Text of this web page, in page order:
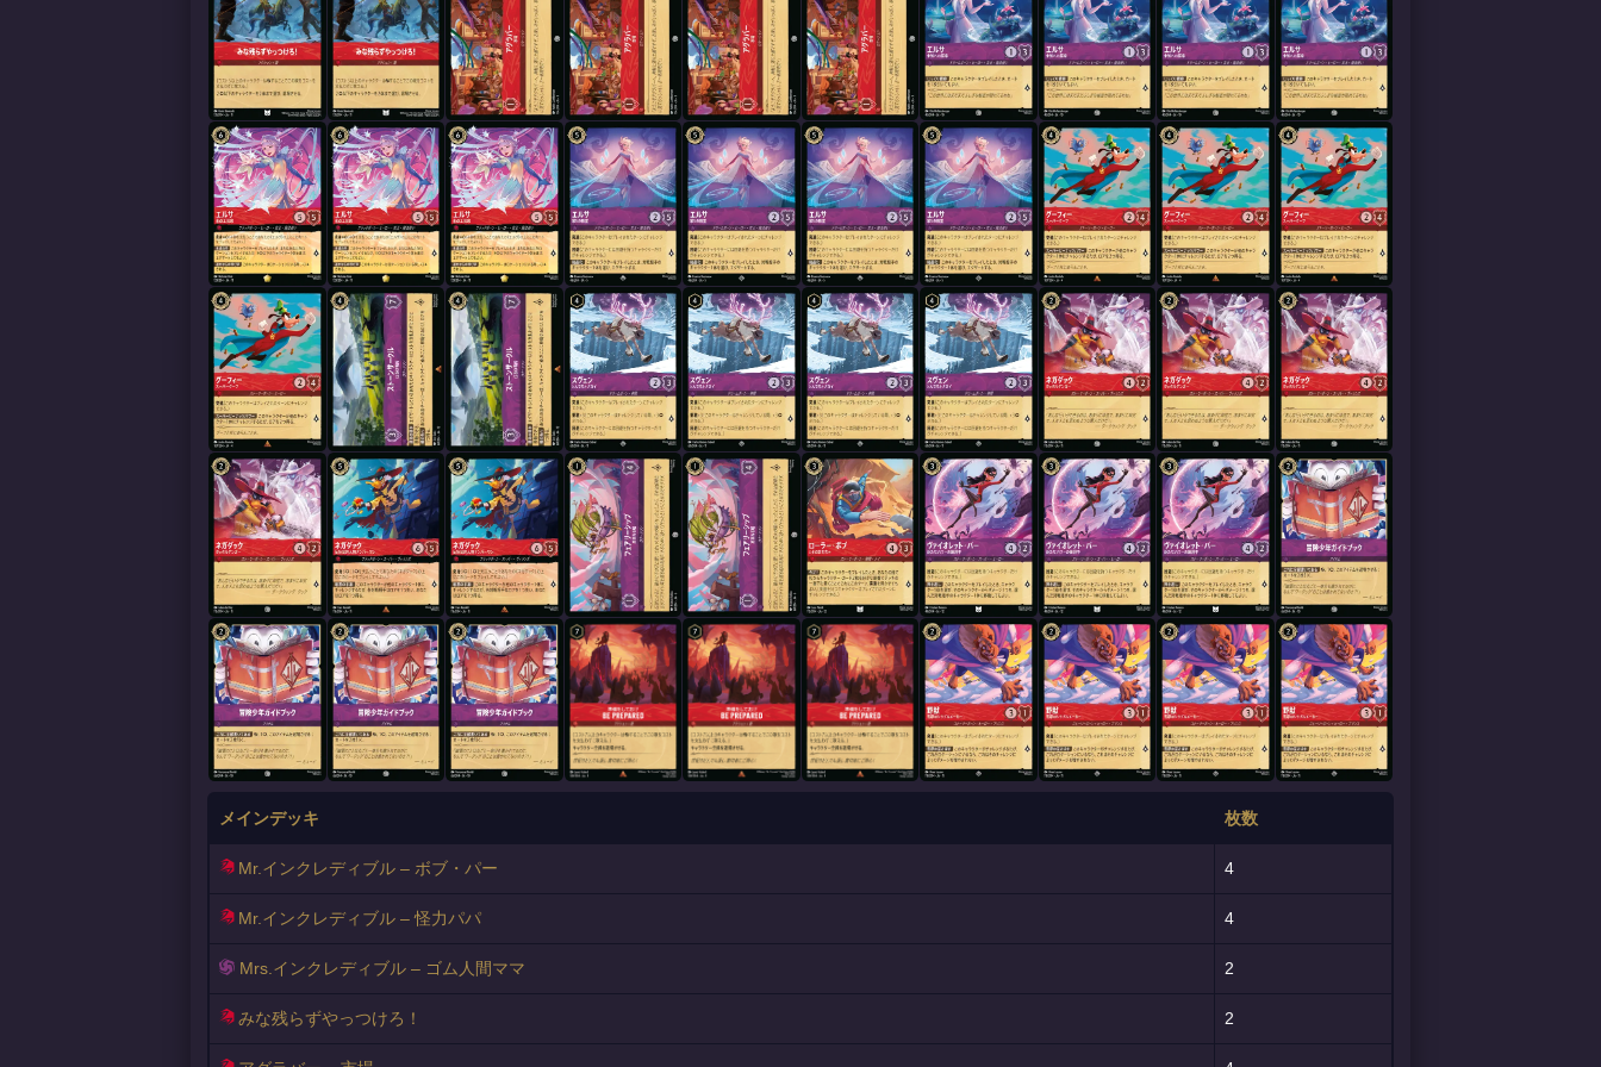
メインデッキ 枚数
Mr.インクレディブル – ボブ・パー 4
Mr.インクレディブル – 怪力パパ 4
Mrs.インクレディブル – ゴム人間ママ 2
みな残らずやっつけろ！ 2